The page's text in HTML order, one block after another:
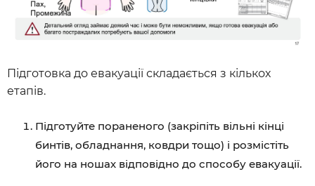
Підготовка до евакуації складається з кількох
етапів.
Підготуйте пораненого (закріпіть вільні кінці
бинтів, обладнання, ковдри тощо) і розмістіть
його на ношах відповідно до способу евакуації.